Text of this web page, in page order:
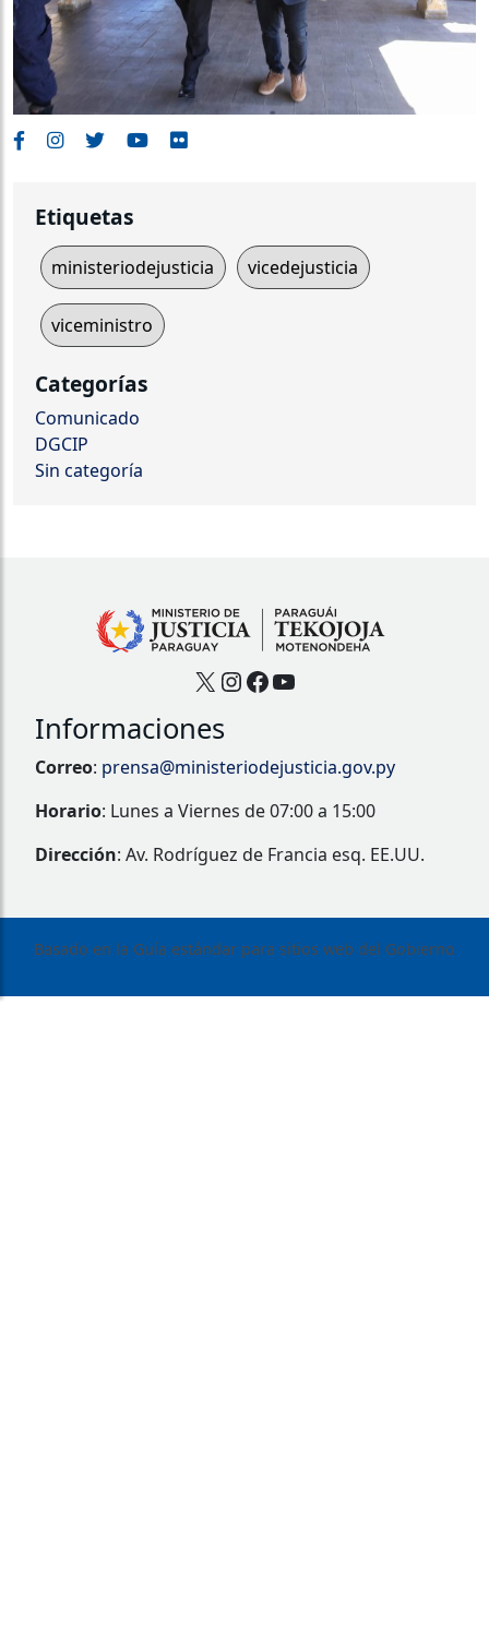
Etiquetas
ministeriodejusticia vicedejusticia
viceministro
Categorías
Comunicado
DGCIP
Sin categoría
X Instagram
Facebook
YouTube
Informaciones
Correo: prensa@ministeriodejusticia.gov.py
Horario: Lunes a Viernes de 07:00 a 15:00
Dirección: Av. Rodríguez de Francia esq. EE.UU.
Basado en la Guía estándar para sitios web del Gobierno